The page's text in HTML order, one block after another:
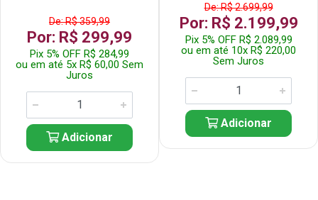
De: R$ 359,99
Por: R$ 299,99
Pix 5% OFF R$ 284,99
ou em até 5x R$ 60,00 Sem
Juros
Adicionar
De: R$ 2.699,99
Por: R$ 2.199,99
Pix 5% OFF R$ 2.089,99
ou em até 10x R$ 220,00
Sem Juros
Adicionar